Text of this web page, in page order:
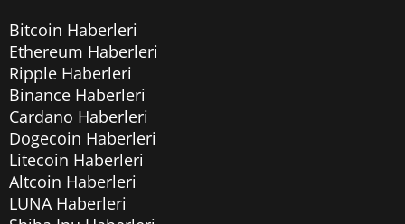
Bitcoin Haberleri
Ethereum Haberleri
Ripple Haberleri
Binance Haberleri
Cardano Haberleri
Dogecoin Haberleri
Litecoin Haberleri
Altcoin Haberleri
LUNA Haberleri